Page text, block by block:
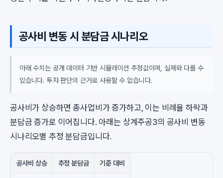
공사비 변동 시 분담금 시나리오
아래 수치는 공개 데이터 기반 시뮬레이션 추정값이며, 실제와 다를 수
있습니다. 투자 판단의 근거로 사용할 수 없습니다.
공사비가 상승하면 총사업비가 증가하고, 이는 비례율 하락과
분담금 증가로 이어집니다. 아래는 상계주공3의 공사비 변동
시나리오별 추정 분담금입니다.
공사비 상승 추정 분담금 기준 대비